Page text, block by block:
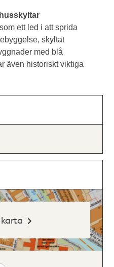
ett led i att sprida
skyltat
med blå
även historiskt viktiga